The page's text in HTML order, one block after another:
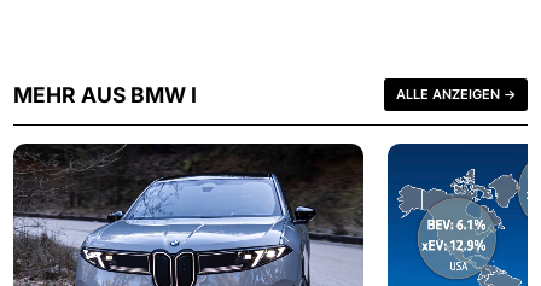
MEHR AUS BMW I ALLE ANZEIGEN →